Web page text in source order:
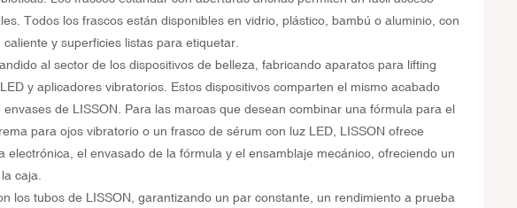
Todos los frascos están disponibles en vidrio, plástico, bambú o aluminio, con
y superficies listas para etiquetar.
al sector de los dispositivos de belleza, fabricando aparatos para lifting
y aplicadores vibratorios. Estos dispositivos comparten el mismo acabado
de LISSON. Para las marcas que desean combinar una fórmula para el
para ojos vibratorio o un frasco de sérum con luz LED, LISSON ofrece
el envasado de la fórmula y el ensamblaje mecánico, ofreciendo un
caja.
los tubos de LISSON, garantizando un par constante, un rendimiento a prueba